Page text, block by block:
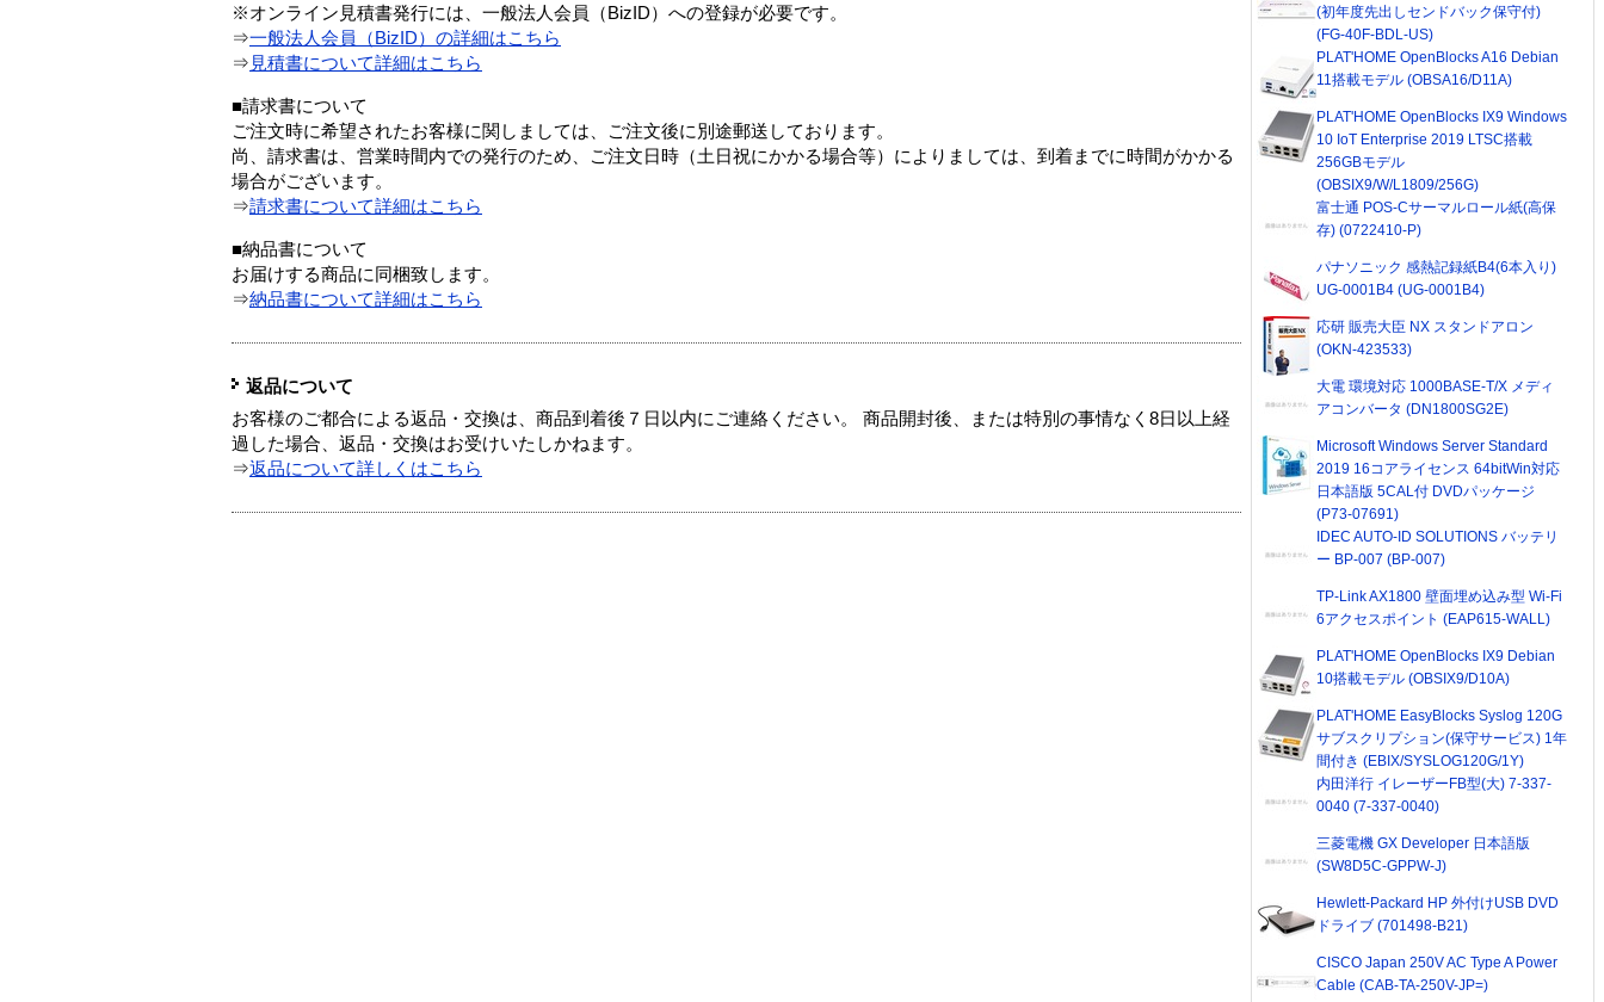
※オンライン見積書発行には、一般法人会員（BizID）への登録が必要です。
⇒一般法人会員（BizID）の詳細はこちら
⇒ 見積書について詳細はこちら
■請求書について
ご注文時に希望されたお客様に関しましては、ご注文後に別途郵送しております。
尚、請求書は、営業時間内での発行のため、ご注文日時（土日祝にかかる場合等）によりましては、到着までに時間がかかる
場合がございます。
⇒請求書について詳細はこちら
■納品書について
お届けする商品に同梱致します。
⇒納品書について詳細はこちら
返品について
お客様のご都合による返品・交換は、商品到着後７日以内にご連絡ください。 商品開封後、または特別の事情なく8日以上経
過した場合、返品・交換はお受けいたしかねます。
⇒返品について詳しくはこちら
(初年度先出しセンドバック保守付)
(FG-40F-BDL-US)
PLAT'HOME OpenBlocks A16 Debian
11搭載モデル (OBSA16/D11A)
PLAT'HOME OpenBlocks IX9 Windows
10 IoT Enterprise 2019 LTSC搭載
256GBモデル
(OBSIX9/W/L1809/256G)
富士通 POS-Cサーマルロール紙(高保
存) (0722410-P)
パナソニック 感熱記録紙B4(6本入り)
UG-0001B4 (UG-0001B4)
応研 販売大臣 NX スタンドアロン
(OKN-423533)
大電 環境対応 1000BASE-T/X メディ
アコンバータ (DN1800SG2E)
Microsoft Windows Server Standard
2019 16コアライセンス 64bitWin対応
日本語版 5CAL付 DVDパッケージ
(P73-07691)
IDEC AUTO-ID SOLUTIONS バッテリ
ー BP-007 (BP-007)
TP-Link AX1800 壁面埋め込み型 Wi-Fi
6アクセスポイント (EAP615-WALL)
PLAT'HOME OpenBlocks IX9 Debian
10搭載モデル (OBSIX9/D10A)
PLAT'HOME EasyBlocks Syslog 120G
サブスクリプション(保守サービス) 1年
間付き (EBIX/SYSLOG120G/1Y)
内田洋行 イレーザーFB型(大) 7-337-
0040 (7-337-0040)
三菱電機 GX Developer 日本語版
(SW8D5C-GPPW-J)
Hewlett-Packard HP 外付けUSB DVD
ドライブ (701498-B21)
CISCO Japan 250V AC Type A Power
Cable (CAB-TA-250V-JP=)